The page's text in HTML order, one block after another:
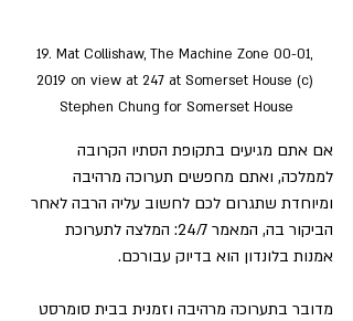
19. Mat Collishaw, The Machine Zone 00-01,
2019 on view at 247 at Somerset House (c)
Stephen Chung for Somerset House
אם אתם מגיעים בתקופת הסתיו הקרובה
לממלכה, ואתם מחפשים תערוכה מרהיבה
ומיוחדת שתגרום לכם לחשוב עליה הרבה לאחר
הביקור בה, המאמר 24/7: המלצה לתערוכת
אמנות בלונדון הוא בדיוק עבורכם.
מדובר בתערוכה מרהיבה וזמנית בבית סומרסט